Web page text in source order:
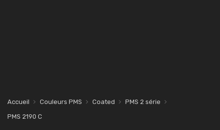
Accueil Couleurs PMS Coated
PMS 2 série
PMS 2190 C